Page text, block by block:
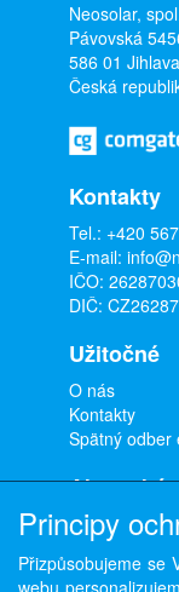
Neosolar,
Pávovská
586 01 Jihlava
Česká
Kontakty
Tel.: +420
E-mail:
IČO:
DIČ:
Užitočné
O nás
Kontakty
Spätný odber
Ako
Doprava a
Obchodné
Ochrana
Principy
Přizpůsobujeme se
webu